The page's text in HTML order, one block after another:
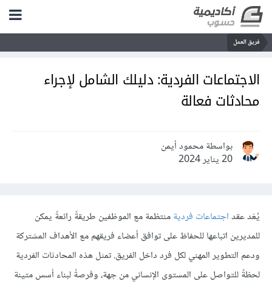
فريق العمل
الاجتماعات الفردية: دليلك الشامل لإجراء
محادثات فعالة
بواسطة محمود أيمن
20 يناير 2024
يُعَد عقداجتماعات فرديةمنتظمة مع الموظفين طريقةً رائعةً يمكن
للمديرين اتباعها للحفاظ على توافق أعضاء فريقهم مع الأهداف المشتركة
ودعم التطوير المهني لكل فرد داخل الفريق. تمثل هذه المحادثات الفردية
لحظةً للتواصل على المستوى الإنساني من جهة، وفرصةً لبناء أسس متينة